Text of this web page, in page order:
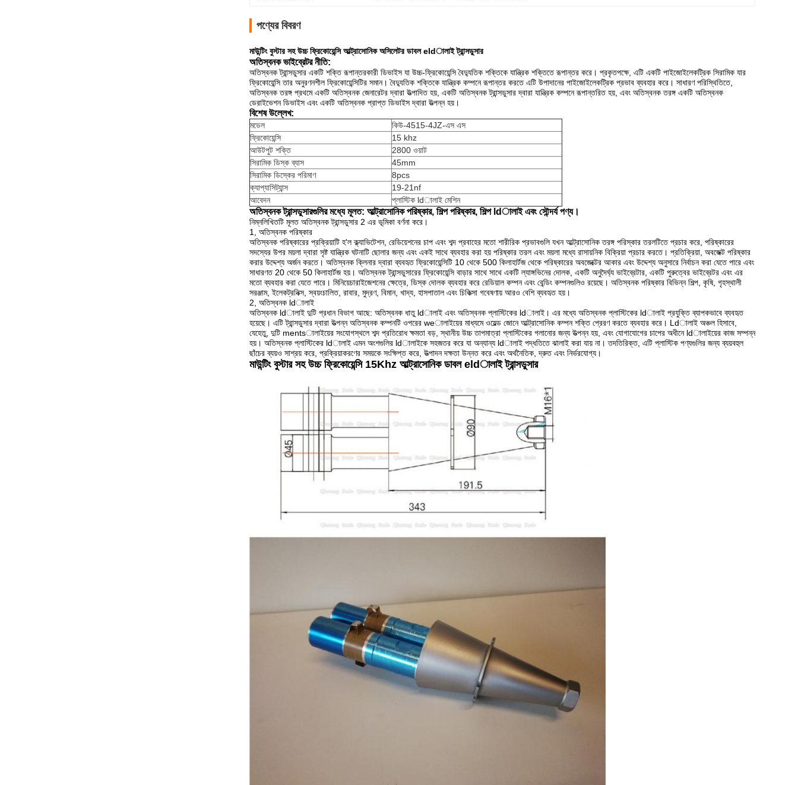
পণ্যের বিবরণ
মাউন্টিং বুস্টার সহ উচ্চ ফ্রিকোয়েন্সি আল্ট্রাসোনিক অসিলেটর ডাবল eldালাই ট্রান্সডুসার
অতিস্বনক ভাইব্রেটর নীতি:
অতিস্বনক ট্রান্সডুসার একটি শক্তি রূপান্তরকারী ডিভাইস যা উচ্চ-ফ্রিকোয়েন্সি বৈদ্যুতিক শক্তিকে যান্ত্রিক শক্তিতে রূপান্তর করে। প্রকৃতপক্ষে, এটি একটি পাইজোইলেকট্রিক সিরামিক যার
ফ্রিকোয়েন্সি তার অনুরণনশীল ফ্রিকোয়েন্সিটির সমান। বৈদ্যুতিক শক্তিকে যান্ত্রিক কম্পনে রূপান্তর করতে এটি উপাদানের পাইজোইলেকট্রিক প্রভাব ব্যবহার করে। সাধারণ পরিস্থিতিতে,
অতিস্বনক তরঙ্গ প্রথমে একটি অতিস্বনক জেনারেটর দ্বারা উত্পাদিত হয়, একটি অতিস্বনক ট্রান্সডুসার দ্বারা যান্ত্রিক কম্পনে রূপান্তরিত হয়, এবং অতিস্বনক তরঙ্গ একটি অতিস্বনক
ডেরাইভেশন ডিভাইস এবং একটি অতিস্বনক প্রাপ্ত ডিভাইস দ্বারা উত্পন্ন হয়।
বিশেষ উল্লেখ:
মডেল
কিউ-4515-4JZ-এস এস
ফ্রিকোয়েন্সি
15 khz
আউটপুট শক্তি
2800 ওয়াট
সিরামিক ডিস্ক ব্যাস
45mm
সিরামিক ডিস্কের পরিমাণ
8pcs
ক্যাপ্যাসিট্যান্স
19-21nf
আবেদন
প্লাস্টিক ldালাই মেশিন
অতিস্বনক ট্রান্সডুসারগুলির মধ্যে মূলত: আল্ট্রাসোনিক পরিষ্কার, শিল্প পরিষ্কার, শিল্প ldালাই এবং সৌন্দর্য পণ্য।
নিম্নলিখিতটি মূলত অতিস্বনক ট্রান্সডুসার 2 এর ভূমিকা বর্ণনা করে।
1, অতিস্বনক পরিষ্কার
অতিস্বনক পরিষ্কারের প্রক্রিয়াটি হ'ল ক্ল্যাভিটেশন, রেডিয়েশনের চাপ এবং শব্দ প্রবাহের মতো শারীরিক প্রভাবগুলি যখন আল্ট্রাসোনিক তরঙ্গ পরিস্কার তরলটিতে প্রচার করে, পরিষ্কারের
সদস্যের উপর ময়লা দ্বারা সৃষ্ট যান্ত্রিক ঘটনাটি ছোলার জন্য এবং একই সাথে ব্যবহার করা হয় পরিষ্কার তরল এবং ময়লা মধ্যে রাসায়নিক বিক্রিয়া প্রচার করতে। প্রতিক্রিয়া, অবজেক্ট পরিষ্কার
করার উদ্দেশ্য অর্জন করতে। অতিস্বনক ক্লিনার দ্বারা ব্যবহৃত ফ্রিকোয়েন্সিটি 10 ​​থেকে 500 কিলাহার্টজ থেকে পরিষ্কারের অবজেক্টের আকার এবং উদ্দেশ্য অনুসারে নির্বাচন করা যেতে পারে এবং
সাধারণত 20 থেকে 50 কিলাহার্টজ হয়। অতিস্বনক ট্রান্সডুসারের ফ্রিকোয়েন্সি বাড়ার সাথে সাথে একটি ল্যাঙ্গভিনের দোলক, একটি অনুদৈর্ঘ্য ভাইব্রেটার, একটি পুরুত্বের ভাইব্রেটর এবং এর
মতো ব্যবহার করা যেতে পারে। মিনিয়েচারাইজেশনের ক্ষেত্রে, ডিস্ক দোলক ব্যবহার করে রেডিয়াল কম্পন এবং বেন্ডিং কম্পনগুলিও রয়েছে। অতিস্বনক পরিষ্কার বিভিন্ন শিল্প, কৃষি, গৃহস্থালী
সরঞ্জাম, ইলেকট্রনিক্স, স্বয়ংচালিত, রাবার, মুদ্রণ, বিমান, খাদ্য, হাসপাতাল এবং চিকিত্সা গবেষণায় আরও বেশি ব্যবহৃত হয়।
2, অতিস্বনক ldালাই
অতিস্বনক ldালাই দুটি প্রধান বিভাগ আছে: অতিস্বনক ধাতু ldালাই এবং অতিস্বনক প্লাস্টিকের ldালাই। এর মধ্যে অতিস্বনক প্লাস্টিকের ldালাই প্রযুক্তি ব্যাপকভাবে ব্যবহৃত
হয়েছে। এটি ট্রান্সডুসার দ্বারা উত্পন্ন অতিস্বনক কম্পনটি ওপরের weালাইয়ের মাধ্যমে ওয়েল্ড জোনে আল্ট্রাসোনিক কম্পন শক্তি প্রেরণ করতে ব্যবহার করে। Ldালাই অঞ্চল হিসাবে,
যেহেতু, দুটি mentsালাইয়ের সংযোগস্থলে শব্দ প্রতিরোধ ক্ষমতা বড়, স্থানীয় উচ্চ তাপমাত্রা প্লাস্টিকের গলানোর জন্য উত্পন্ন হয়, এবং যোগাযোগের চাপের অধীনে ldালাইয়ের কাজ সম্পন্ন
হয়। অতিস্বনক প্লাস্টিকের ldালাই এমন অংশগুলির ldালাইকে সহজতর করে যা অন্যান্য ldালাই পদ্ধতিতে ঝালাই করা যায় না। তদতিরিক্ত, এটি প্লাস্টিক পণ্যগুলির জন্য ব্যয়বহুল
ছাঁচের ব্যয়ও সাশ্রয় করে, প্রক্রিয়াকরণের সময়কে সংক্ষিপ্ত করে, উত্পাদন দক্ষতা উন্নত করে এবং অর্থনৈতিক, দ্রুত এবং নির্ভরযোগ্য।
মাউন্টিং বুস্টার সহ উচ্চ ফ্রিকোয়েন্সি 15Khz আল্ট্রাসোনিক ডাবল eldালাই ট্রান্সডুসার